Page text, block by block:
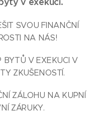
SVOU FINANČNÍ
NA NÁS!
BYTŮ V EXEKUCI V
ZKUŠENOSTÍ.
ZÁLOHU NA KUPNÍ
ZÁRUKY.